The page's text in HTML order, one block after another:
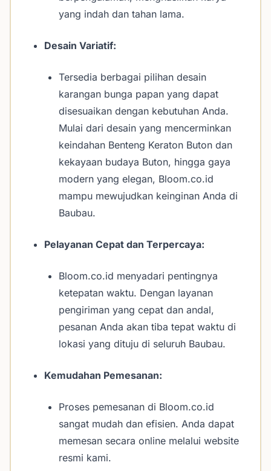
yang indah dan tahan lama.
Desain Variatif:
Tersedia berbagai pilihan desain
karangan bunga papan yang dapat
disesuaikan dengan kebutuhan Anda.
Mulai dari desain yang mencerminkan
keindahan Benteng Keraton Buton dan
kekayaan budaya Buton, hingga gaya
modern yang elegan, Bloom.co.id
mampu mewujudkan keinginan Anda di
Baubau.
Pelayanan Cepat dan Terpercaya:
Bloom.co.id menyadari pentingnya
ketepatan waktu. Dengan layanan
pengiriman yang cepat dan andal,
pesanan Anda akan tiba tepat waktu di
lokasi yang dituju di seluruh Baubau.
Kemudahan Pemesanan:
Proses pemesanan di Bloom.co.id
sangat mudah dan efisien. Anda dapat
memesan secara online melalui website
resmi kami.